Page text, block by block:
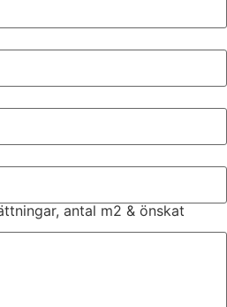
antal m2 & önskat